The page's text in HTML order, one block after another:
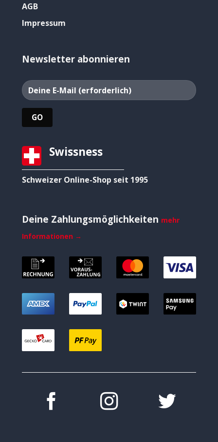
AGB
Impressum
Newsletter abonnieren
Swissness
Schweizer Online-Shop seit 1995
Deine Zahlungsmöglichkeiten mehr
Informationen →